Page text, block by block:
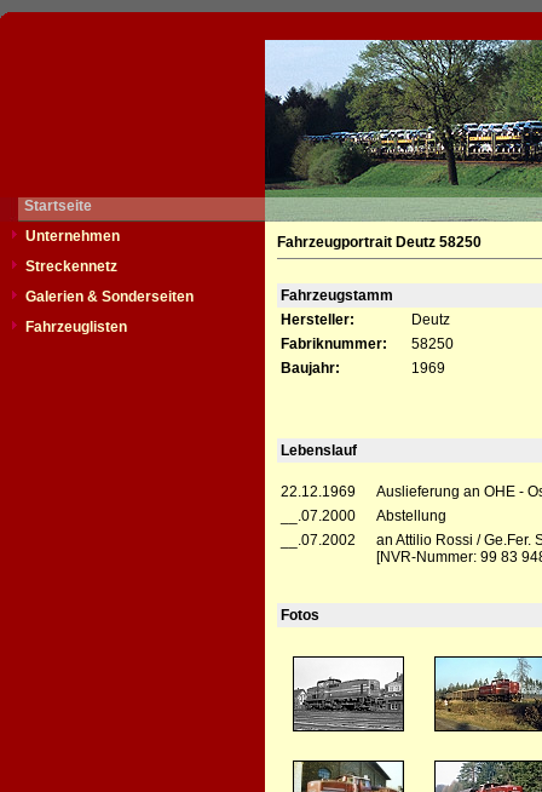
Startseite
Unternehmen
Streckennetz
Galerien & Sonderseiten
Fahrzeuglisten
Fahrzeugportrait Deutz 58250
Fahrzeugstamm
Hersteller:
Deutz
Fabriknummer:
58250
Baujahr:
1969
Lebenslauf
22.12.1969
Auslieferung an OHE -
__.07.2000
Abstellung
__.07.2002
an Attilio Rossi / Ge.Fer.
[NVR-Nummer: 99 83
Fotos